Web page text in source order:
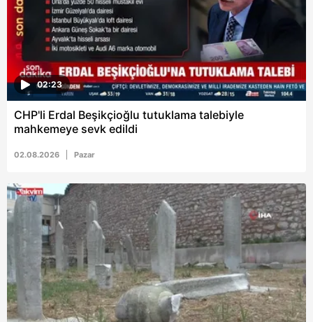
02:23
CHP'li Erdal Beşikçioğlu tutuklama talebiyle
mahkemeye sevk edildi
02.08.2026 Pazar